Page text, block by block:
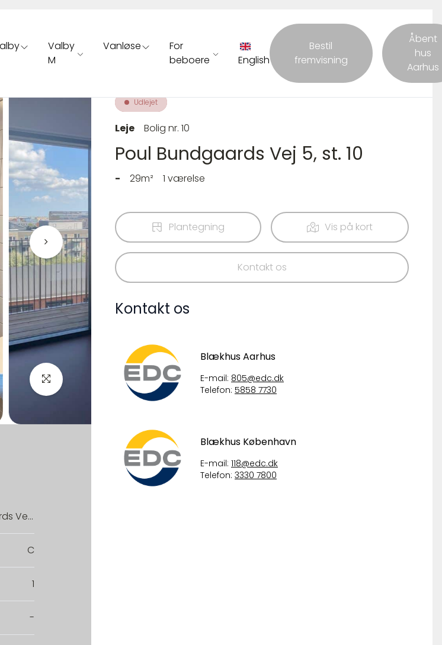
Valby
M
Vanløse
For
beboere
English
Bestil
fremvisning
Åbent
hus
Aarhus
Udlejet
Leje Bolig nr. 10
Poul Bundgaards Vej 5, st. 10
- 29m² 1 værelse
Plantegning Vis på kort
Kontakt os
Kontakt os
Blækhus Aarhus
E-mail: 805@edc.dk
Telefon: 5858 7730
Blækhus København
E-mail: 118@edc.dk
Telefon: 3330 7800
Poul Bundgaards Vej 5, st. 10
C
1
-